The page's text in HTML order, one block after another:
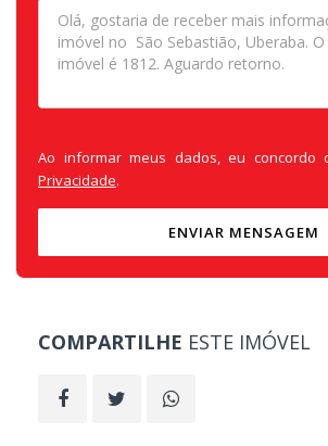
Ao informar meus dados, eu
Privacidade.
ENVIAR MENSAGEM
COMPARTILHE ESTE IMÓVEL